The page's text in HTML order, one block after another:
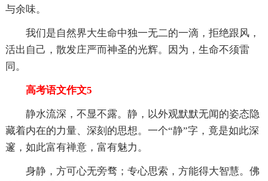
与余味。
我们是自然界大生命中独一无二的一滴，拒绝跟风，
活出自己，散发庄严而神圣的光辉。因为，生命不须雷
同。
高考语文作文5
静水流深，不显不露。静，以外观默默无闻的姿态隐
藏着内在的力量、深刻的思想。一个“静”字，竟是如此深
邃，如此富有禅意，富有魅力。
身静，方可心无旁骛；专心思索，方能得大智慧。佛